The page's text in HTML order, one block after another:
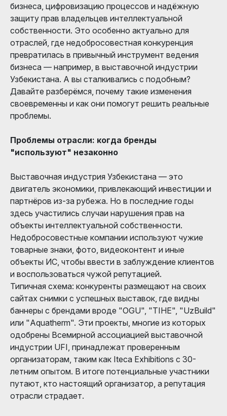
бизнеса, цифровизацию процессов и надёжную
защиту прав владельцев интеллектуальной
собственности. Это особенно актуально для
отраслей, где недобросовестная конкуренция
превратилась в привычный инструмент ведения
бизнеса — например, в выставочной индустрии
Узбекистана. А вы сталкивались с подобным?
Давайте разберёмся, почему такие изменения
своевременны и как они помогут решить реальные
проблемы.
Проблемы отрасли: когда бренды
"используют" незаконно
Выставочная индустрия Узбекистана — это
двигатель экономики, привлекающий инвестиции и
партнёров из-за рубежа. Но в последние годы
здесь участились случаи нарушения прав на
объекты интеллектуальной собственности.
Недобросовестные компании используют чужие
товарные знаки, фото, видеоконтент и иные
объекты ИС, чтобы ввести в заблуждение клиентов
и воспользоваться чужой репутацией.
Типичная схема: конкуренты размещают на своих
сайтах снимки с успешных выставок, где видны
баннеры с брендами вроде "OGU", "TIHE", "UzBuild"
или "Aquatherm". Эти проекты, многие из которых
одобрены Всемирной ассоциацией выставочной
индустрии UFI, принадлежат проверенным
организаторам, таким как Iteca Exhibitions с 30-
летним опытом. В итоге потенциальные участники
путают, кто настоящий организатор, а репутация
отрасли страдает.